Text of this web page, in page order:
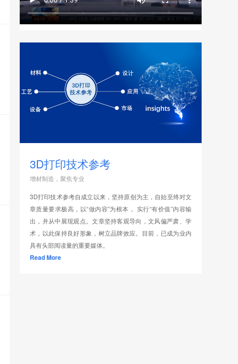
3D打印技术参考
增材制造，聚焦专业
3D打印技术参考自成立以来，坚持原创为主，自始至终对文
章质量要求极高，以“做内容”为根本， 实行“有价值”内容输
出，并从中展现观点。文章坚持客观导向，文风偏严肃、学
术，以此保持良好形象，树立品牌效应。目前，已成为业内
具有头部阅读量的重要媒体。
Read More